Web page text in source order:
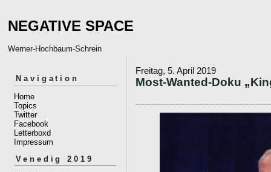
NEGATIVE SPACE
Werner-Hochbaum-Schrein
Navigation
Home
Topics
Twitter
Facebook
Letterboxd
Impressum
Venedig 2019
Freitag, 5. April 2019
Most-Wanted-Doku